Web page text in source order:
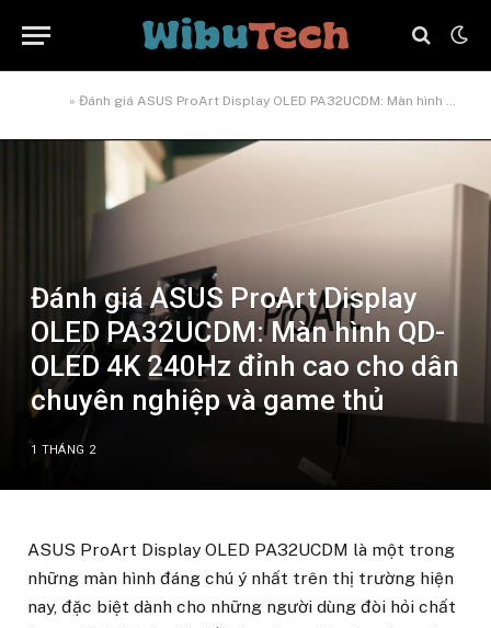
» Đánh giá ASUS ProArt Display OLED PA32UCDM: Màn hình QD-OLED 4K 240Hz đỉnh cao cho dân chuyên nghiệp và game thủ
Đánh giá ASUS ProArt Display
OLED PA32UCDM: Màn hình QD-
OLED 4K 240Hz đỉnh cao cho dân
chuyên nghiệp và game thủ
1 THÁNG 2
ASUS ProArt Display OLED PA32UCDM là một trong
những màn hình đáng chú ý nhất trên thị trường hiện
nay, đặc biệt dành cho những người dùng đòi hỏi chất